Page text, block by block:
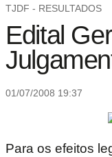
TJDF - RESULTADOS
Edital
01/07/2008 19:37
Para os efeitos